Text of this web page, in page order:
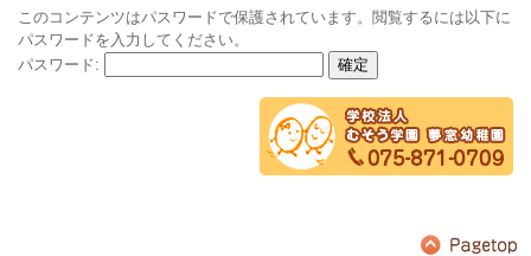
このコンテンツはパスワードで保護されています。閲覧するには以下に
パスワードを入力してください。
パスワード: